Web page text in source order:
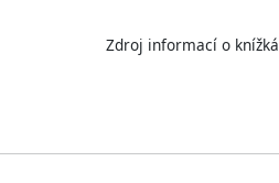
Zdroj informací o